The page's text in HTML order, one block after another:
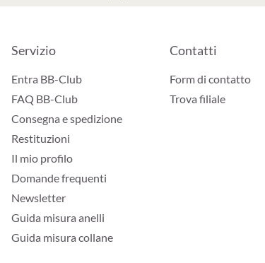
Servizio
Entra BB-Club
FAQ BB-Club
Consegna e spedizione
Restituzioni
Il mio profilo
Domande frequenti
Newsletter
Guida misura anelli
Guida misura collane
Contatti
Form di contatto
Trova filiale